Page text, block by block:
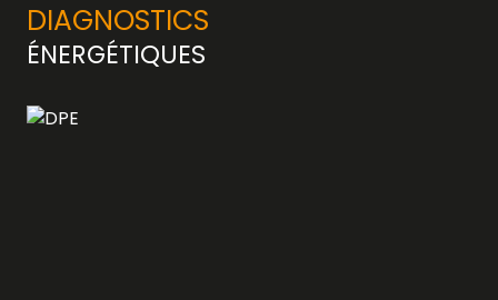
DIAGNOSTICS
ÉNERGÉTIQUES